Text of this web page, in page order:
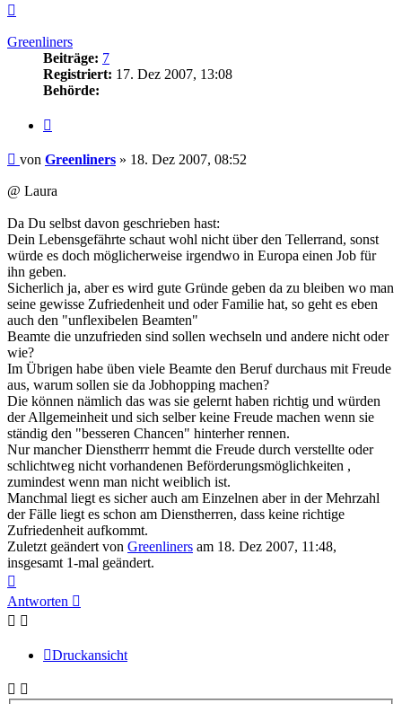
Greenliners
Beiträge: 7
Registriert: 17. Dez 2007, 13:08
Behörde:
Beitrag
von Greenliners » 18. Dez 2007, 08:52
@ Laura
Da Du selbst davon geschrieben hast:
Dein Lebensgefährte schaut wohl nicht über den Tellerrand, sonst
würde es doch möglicherweise irgendwo in Europa einen Job für
ihn geben.
Sicherlich ja, aber es wird gute Gründe geben da zu bleiben wo man
seine gewisse Zufriedenheit und oder Familie hat, so geht es eben
auch den "unflexibelen Beamten"
Beamte die unzufrieden sind sollen wechseln und andere nicht oder
wie?
Im Übrigen habe üben viele Beamte den Beruf durchaus mit Freude
aus, warum sollen sie da Jobhopping machen?
Die können nämlich das was sie gelernt haben richtig und würden
der Allgemeinheit und sich selber keine Freude machen wenn sie
ständig den "besseren Chancen" hinterher rennen.
Nur mancher Dienstherrr hemmt die Freude durch verstellte oder
schlichtweg nicht vorhandenen Beförderungsmöglichkeiten ,
zumindest wenn man nicht weiblich ist.
Manchmal liegt es sicher auch am Einzelnen aber in der Mehrzahl
der Fälle liegt es schon am Dienstherren, dass keine richtige
Zufriedenheit aufkommt.
Zuletzt geändert von Greenliners am 18. Dez 2007, 11:48,
insgesamt 1-mal geändert.
oben
Antworten
Druckansicht